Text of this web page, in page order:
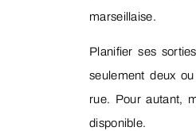
marseillaise.
Planifier ses
seulement deux
rue. Pour autant,
disponible.